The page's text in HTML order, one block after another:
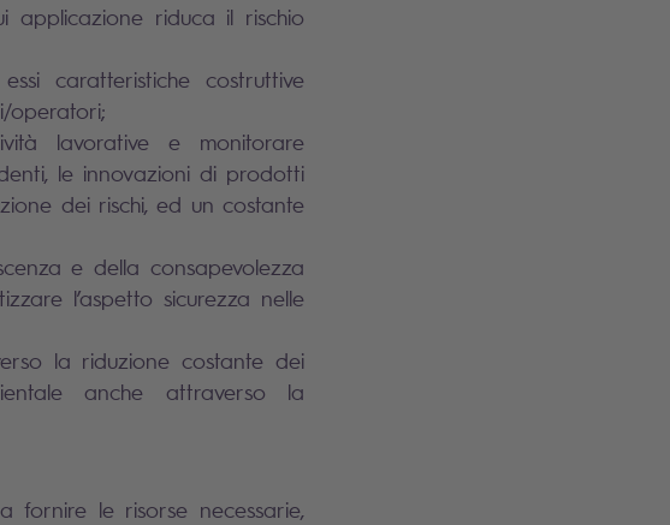
applicazione riduca il rischio
caratteristiche costruttive
operatori;
lavorative e monitorare
le innovazioni di prodotti
dei rischi, ed un costante
e della consapevolezza
l’aspetto sicurezza nelle
la riduzione costante dei
anche attraverso la
fornire le risorse necessarie,